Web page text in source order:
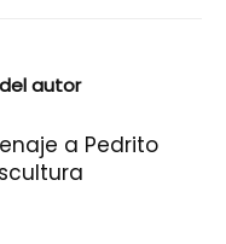
autor
a Pedrito